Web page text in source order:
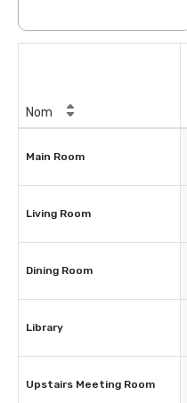
Nom
Main Room
Living Room
Dining Room
Library
Upstairs Meeting Room